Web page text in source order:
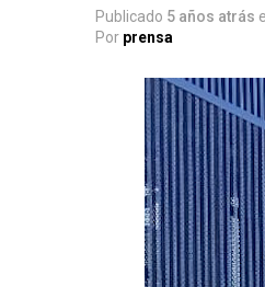
Publicado 5 años atrás
Por prensa